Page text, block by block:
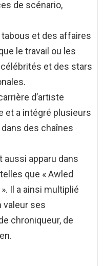
de scénario,
tabous et des affaires
le travail ou les
et des stars
d’artiste
et a intégré plusieurs
des chaînes
aussi apparu dans
que « Awled
Il a ainsi multiplié
valeur ses
chroniqueur, de